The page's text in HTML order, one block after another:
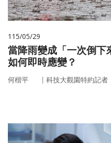
115/05/29
當降雨變成「一次倒下
如何即時應變？
何楷平 ｜ 科技大觀園特約記者